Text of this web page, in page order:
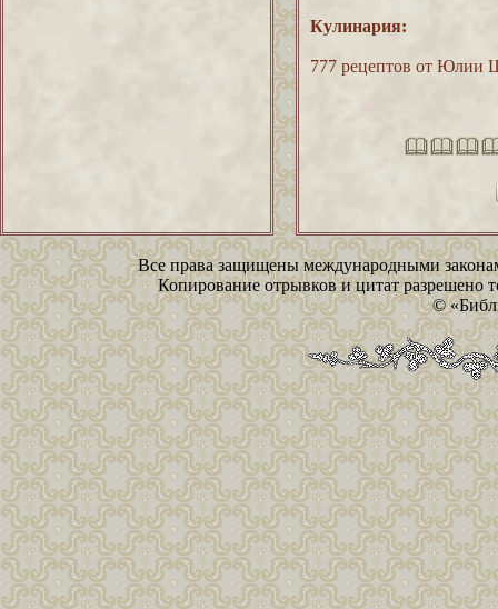
Кулинария:
777 рецептов от Юлии
Все права защищены международными
Копирование отрывков и цитат разрешено
©